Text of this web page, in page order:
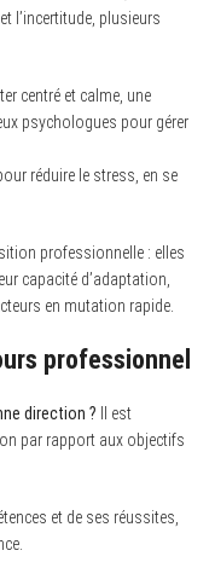
l’incertitude, plusieurs
centré et calme, une
psychologues pour gérer
réduire le stress, en se
professionnelle : elles
capacité d’adaptation,
en mutation rapide.
professionnel
direction ? Il est
par rapport aux objectifs
et de ses réussites,